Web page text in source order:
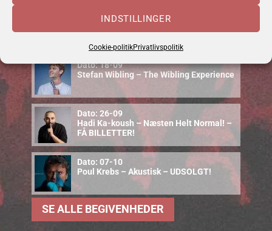
INDSTILLINGER
Cookie-politikPrivatlivspolitik
Dato: 12-09
Dato: 18-09
Stefan Wibling – The Wibling Experience
Dato: 26-09
Hadi Ka-koush – Næsten Helt Normal! –
FÅ BILLETTER!
Dato: 07-10
Poul Krebs – Akustisk – UDSOLGT!
SE ALLE BEGIVENHEDER